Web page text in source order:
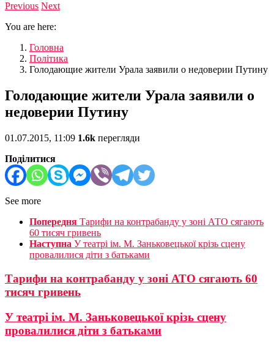
Previous Next
You are here:
Головна
Політика
Голодающие жители Урала заявили о недоверии Путину
Голодающие жители Урала заявили о
недоверии Путину
01.07.2015, 11:09 1.6k перегляди
Поділитися
See more
Попередня Тарифи на контрабанду у зоні АТО сягають
60 тисяч гривень
Наступна У театрі ім. М. Заньковецької крізь сцену
провалилися діти з батьками
Тарифи на контрабанду у зоні АТО сягають 60
тисяч гривень
У театрі ім. М. Заньковецької крізь сцену
провалилися діти з батьками